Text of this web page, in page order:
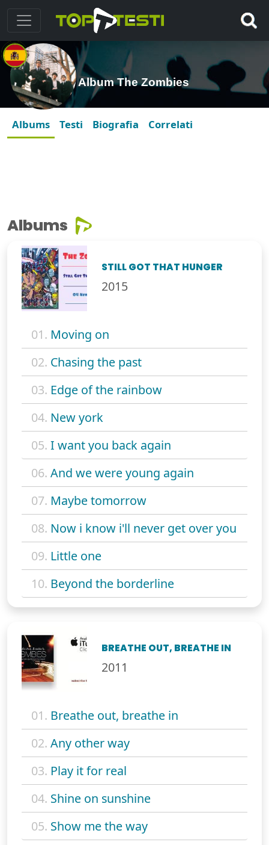
Album The Zombies
Albums Testi Biografia Correlati
Albums
STILL GOT THAT HUNGER
2015
01. Moving on
02. Chasing the past
03. Edge of the rainbow
04. New york
05. I want you back again
06. And we were young again
07. Maybe tomorrow
08. Now i know i'll never get over you
09. Little one
10. Beyond the borderline
BREATHE OUT, BREATHE IN
2011
01. Breathe out, breathe in
02. Any other way
03. Play it for real
04. Shine on sunshine
05. Show me the way